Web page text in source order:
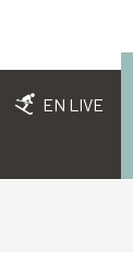
EN LIVE